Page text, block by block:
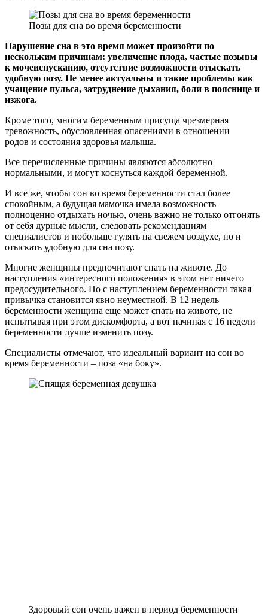
Позы для сна во время беременности
Нарушение сна в это время может произойти по
нескольким причинам: увеличение плода, частые позывы
к мочеиспусканию, отсутствие возможности отыскать
удобную позу. Не менее актуальны и такие проблемы как
учащение пульса, затруднение дыхания, боли в пояснице и
изжога.
Кроме того, многим беременным присуща чрезмерная
тревожность, обусловленная опасениями в отношении
родов и состояния здоровья малыша.
Все перечисленные причины являются абсолютно
нормальными, и могут коснуться каждой беременной.
И все же, чтобы сон во время беременности стал более
спокойным, а будущая мамочка имела возможность
полноценно отдыхать ночью, очень важно не только отгонять
от себя дурные мысли, следовать рекомендациям
специалистов и побольше гулять на свежем воздухе, но и
отыскать удобную для сна позу.
Многие женщины предпочитают спать на животе. До
наступления «интересного положения» в этом нет ничего
предосудительного. Но с наступлением беременности такая
привычка становится явно неуместной. В 12 недель
беременности женщина еще может спать на животе, не
испытывая при этом дискомфорта, а вот начиная с 16 недели
беременности лучше изменить позу.
Специалисты отмечают, что идеальный вариант на сон во
время беременности – поза «на боку».
Здоровый сон очень важен в период беременности